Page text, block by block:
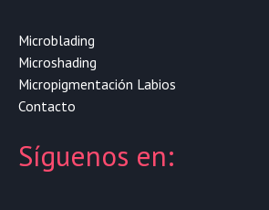
Microblading
Microshading
Micropigmentación Labios
Contacto
Síguenos en: